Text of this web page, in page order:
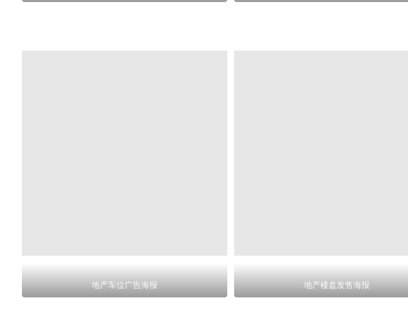
地产车位广告海报 地产楼盘发售海报